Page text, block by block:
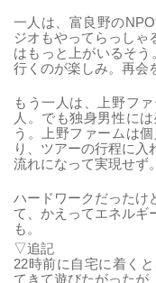
一人は、富良野の
ジオもやってらっしゃ
はもっと上がいるそ
行くのが楽しみ。再会
もう一人は、上野フ
人。でも独身男性に
う。上野ファームは
り、ツアーの行程に
流れになって実現せず
ハードワークだったけ
て、かえってエネルギ
も。
▽追記
22時前に自宅に着く
てきて遊びたがったが